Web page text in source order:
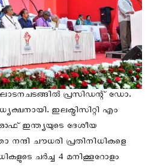
പ്രസിഡന്റ്‌ ഡോ.
ഇലക്ട്രിസിറ്റി എം
ഇന്ത്യയുടെ ദേശീയ
നന്ദി ചൗധരി പ്രതിനിധികളെ
ചര്‍ച്ച 4 മനിക്കൂറോളം